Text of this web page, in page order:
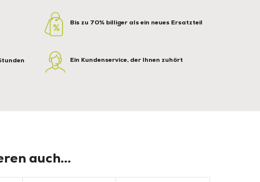
Bis zu 70% billiger als ein neues Ersatzteil
Ein Kundenservice, der Ihnen zuhört
auch...